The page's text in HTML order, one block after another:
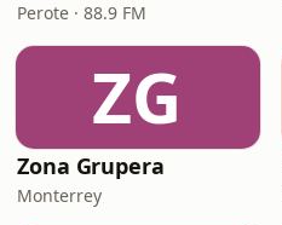
Perote · 88.9 FM
ZG
Zona Grupera
Monterrey